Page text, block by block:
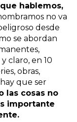
hablemos,
no va
desde
se abordan
claro, en 10
obras,
que ser
las cosas no
importante